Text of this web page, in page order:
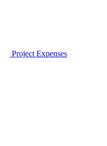
Project Expenses